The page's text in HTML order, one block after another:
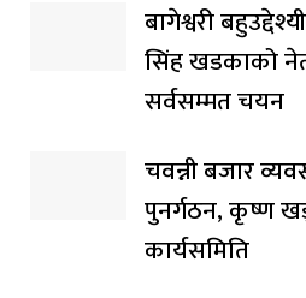
बागेश्वरी
सिंह खडकाको
सर्वसम्मत चयन
चवन्नी बजार
पुनर्गठन, कृष्ण
कार्यसमिति